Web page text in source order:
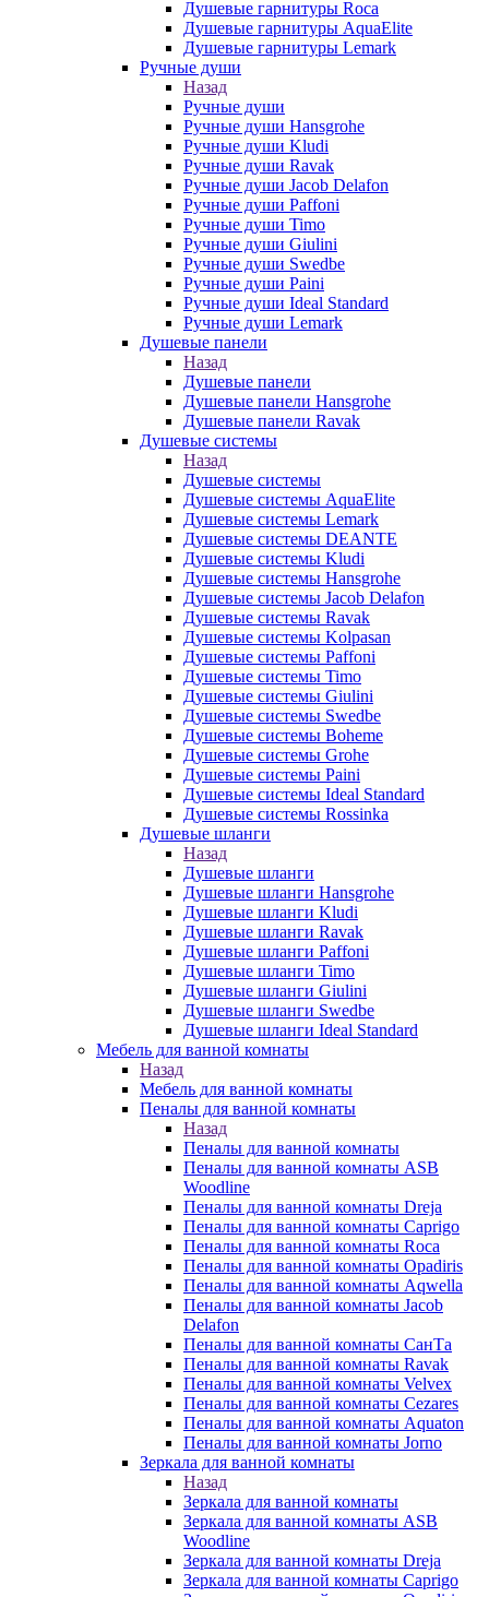
Душевые гарнитуры Roca
Душевые гарнитуры AquaElite
Душевые гарнитуры Lemark
Ручные души
Назад
Ручные души
Ручные души Hansgrohe
Ручные души Kludi
Ручные души Ravak
Ручные души Jacob Delafon
Ручные души Paffoni
Ручные души Timo
Ручные души Giulini
Ручные души Swedbe
Ручные души Paini
Ручные души Ideal Standard
Ручные души Lemark
Душевые панели
Назад
Душевые панели
Душевые панели Hansgrohe
Душевые панели Ravak
Душевые системы
Назад
Душевые системы
Душевые системы AquaElite
Душевые системы Lemark
Душевые системы DEANTE
Душевые системы Kludi
Душевые системы Hansgrohe
Душевые системы Jacob Delafon
Душевые системы Ravak
Душевые системы Kolpasan
Душевые системы Paffoni
Душевые системы Timo
Душевые системы Giulini
Душевые системы Swedbe
Душевые системы Boheme
Душевые системы Grohe
Душевые системы Paini
Душевые системы Ideal Standard
Душевые системы Rossinka
Душевые шланги
Назад
Душевые шланги
Душевые шланги Hansgrohe
Душевые шланги Kludi
Душевые шланги Ravak
Душевые шланги Paffoni
Душевые шланги Timo
Душевые шланги Giulini
Душевые шланги Swedbe
Душевые шланги Ideal Standard
Мебель для ванной комнаты
Назад
Мебель для ванной комнаты
Пеналы для ванной комнаты
Назад
Пеналы для ванной комнаты
Пеналы для ванной комнаты ASB
Woodline
Пеналы для ванной комнаты Dreja
Пеналы для ванной комнаты Caprigo
Пеналы для ванной комнаты Roca
Пеналы для ванной комнаты Opadiris
Пеналы для ванной комнаты Aqwella
Пеналы для ванной комнаты Jacob
Delafon
Пеналы для ванной комнаты СанТа
Пеналы для ванной комнаты Ravak
Пеналы для ванной комнаты Velvex
Пеналы для ванной комнаты Cezares
Пеналы для ванной комнаты Aquaton
Пеналы для ванной комнаты Jorno
Зеркала для ванной комнаты
Назад
Зеркала для ванной комнаты
Зеркала для ванной комнаты ASB
Woodline
Зеркала для ванной комнаты Dreja
Зеркала для ванной комнаты Caprigo